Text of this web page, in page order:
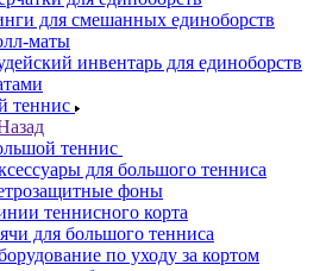
для смешанных единоборств
маты
инвентарь для единоборств
теннис
теннис
для большого тенниса
фоны
теннисного корта
для большого тенниса
по уходу за кортом